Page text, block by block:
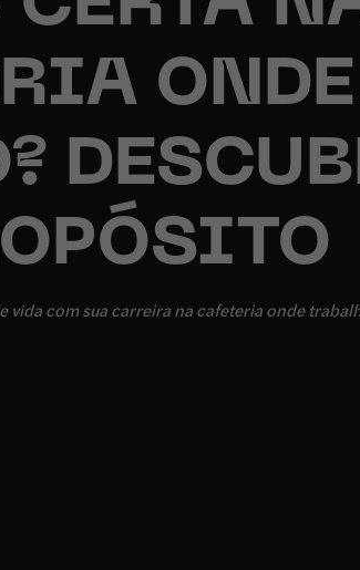
ONDE
vida com sua carreira na cafeteria onde